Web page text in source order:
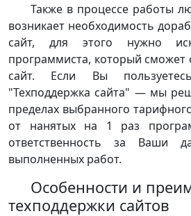
Также в процессе работы
возникает необходимость
сайт, для этого нужно
программиста, который сможет
сайт. Если Вы
"Техподдержка сайта" — мы
пределах выбранного
от нанятых на 1 раз
ответственность за Ваши
выполненных работ.
Особенности и
техподдержки сайтов